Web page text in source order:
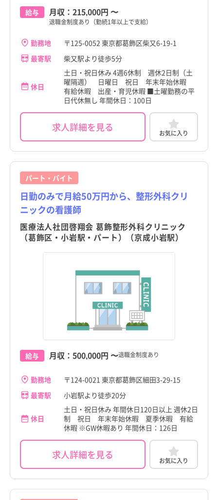
給与 月収： 215,000円 〜
退職金制度あり（勤続1年以上で支給）
勤務地
〒125-0052 東京都葛飾区柴又6-19-1
最寄駅
柴又駅より徒歩5分
休日
土日・祝日休み 4週6休制 週休2日制（土
曜隔週） 日曜日 祝日 年末年始休暇
有給休暇 出産・育児休暇 ■土曜勤務の平
日代休無し 年間休日：100日
求人詳細を見る お気に入り
パート・バイト
日勤のみで月給50万円から、整形外科クリ
ニックの看護師
医療法人社団啓翔会 葛飾整形外科クリニック
（葛飾区・小岩駅・パート）（京成小岩駅）
給与 月収： 500,000円 〜退職金制度あり
勤務地
〒124-0021 東京都葛飾区細田3-29-15
最寄駅
小岩駅より徒歩20分
休日
土日・祝日休み 年間休日120日以上 週休2日
制 祝日 年末年始休暇 夏季休暇 有給
休暇 ※GW休暇あり 年間休日：126日
求人詳細を見る お気に入り